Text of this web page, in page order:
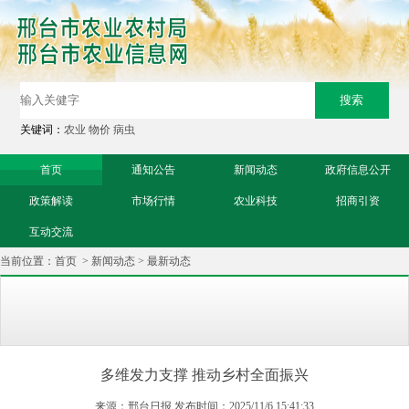
关键词：农业 物价 病虫
首页 通知公告 新闻动态 政府信息公开
政策解读 市场行情 农业科技 招商引资
互动交流
当前位置： 首页 > 新闻动态 > 最新动态
多维发力支撑 推动乡村全面振兴
来源：邢台日报 发布时间：2025/11/6 15:41:33